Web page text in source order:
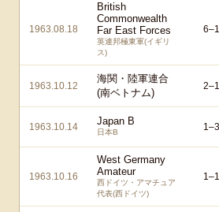
1963.08.18
British
Commonwealth
Far East Forces
英連邦極東軍(イギリ
ス)
6–1
1963.10.12
海関・陸軍連合
(南ベトナム)
2–1
1963.10.14 Japan B
日本B 1–3
1963.10.16
West Germany
Amateur
西ドイツ・アマチュア
代表(西ドイツ)
1–1